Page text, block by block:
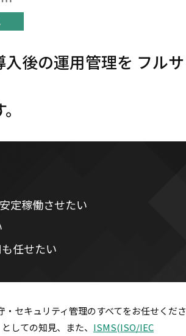
後の運用管理を フルサ
定稼働させたい
任せたい
セキュリティ管理のすべてをお任せくださ
しての知見、また、 ISMS(ISO/IEC